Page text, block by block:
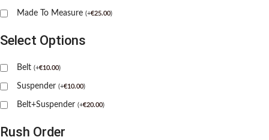
Made To Measure (+€25.00)
Select Options
Belt (+€10.00)
Suspender (+€10.00)
Belt+Suspender (+€20.00)
Rush Order